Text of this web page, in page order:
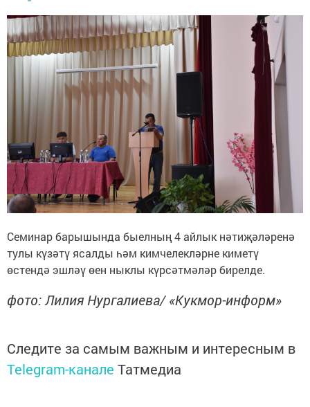
Семинар барышында быелның 4 айлык нәтиҗәләренә
тулы күзәтү ясалды һәм кимчелекләрне киметү
өстендә эшләү өен ныклы күрсәтмәләр бирелде.
фото: Лилия Нургалиева/ «Кукмор-информ»
Следите за самым важным и интересным в
Telegram-канале Татмедиа